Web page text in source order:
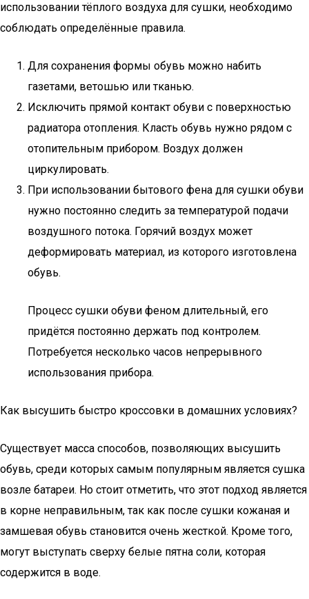
использовании тёплого воздуха для сушки, необходимо
соблюдать определённые правила.
Для сохранения формы обувь можно набить
газетами, ветошью или тканью.
Исключить прямой контакт обуви с поверхностью
радиатора отопления. Класть обувь нужно рядом с
отопительным прибором. Воздух должен
циркулировать.
При использовании бытового фена для сушки обуви
нужно постоянно следить за температурой подачи
воздушного потока. Горячий воздух может
деформировать материал, из которого изготовлена
обувь.
Процесс сушки обуви феном длительный, его
придётся постоянно держать под контролем.
Потребуется несколько часов непрерывного
использования прибора.
Как высушить быстро кроссовки в домашних условиях?
Существует масса способов, позволяющих высушить
обувь, среди которых самым популярным является сушка
возле батареи. Но стоит отметить, что этот подход является
в корне неправильным, так как после сушки кожаная и
замшевая обувь становится очень жесткой. Кроме того,
могут выступать сверху белые пятна соли, которая
содержится в воде.